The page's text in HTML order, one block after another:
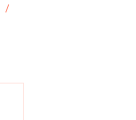
/